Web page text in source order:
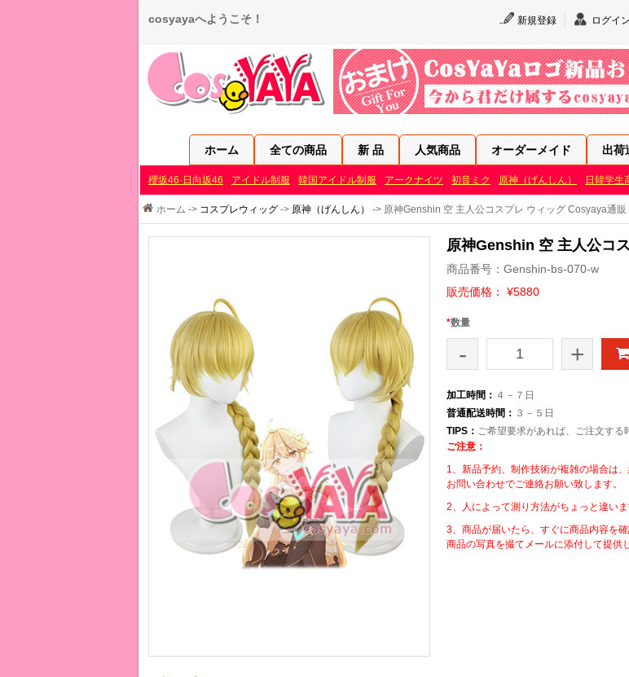
cosyayaへようこそ！ 新規登録 ログイン
ホーム 全ての商品 新 品 人気商品 オーダーメイド 出荷
櫻坂46·日向坂46 アイドル制服 韓国アイドル制服 アークナイツ 初音ミク 原神（げんしん） 日韓学生
ホーム -> コスプレウィッグ -> 原神（げんしん） -> 原神Genshin 空 主人公コスプレ ウィッグ Cosyaya通販
原神Genshin 空 主人公コ
商品番号：Genshin-bs-070-w
販売価格： ¥5880
*数量
- +
加工時間： ４－７日
普通配送時間： ３－５日
TIPS： ご希望要求があれば、ご注文する
ご注意：
1、新品予約、制作技術が複雑の場合は
お問い合わせでご連絡お願い致します。
2、人によって測り方法がちょっと違い
3、商品が届いたら、すぐに商品内容を
商品の写真を撮てメールに添付して提供